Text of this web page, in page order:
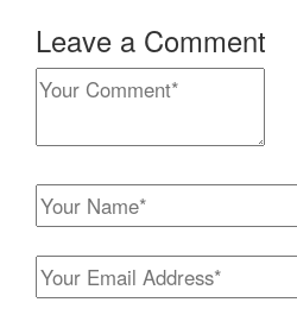
Leave a Comment